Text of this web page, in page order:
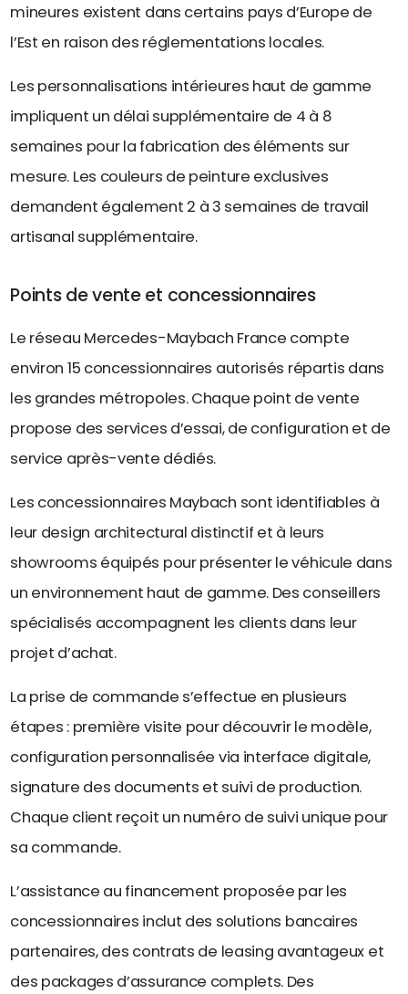
mineures existent dans certains pays d’Europe de
l’Est en raison des réglementations locales.
Les personnalisations intérieures haut de gamme
impliquent un délai supplémentaire de 4 à 8
semaines pour la fabrication des éléments sur
mesure. Les couleurs de peinture exclusives
demandent également 2 à 3 semaines de travail
artisanal supplémentaire.
Points de vente et concessionnaires
Le réseau Mercedes-Maybach France compte
environ 15 concessionnaires autorisés répartis dans
les grandes métropoles. Chaque point de vente
propose des services d’essai, de configuration et de
service après-vente dédiés.
Les concessionnaires Maybach sont identifiables à
leur design architectural distinctif et à leurs
showrooms équipés pour présenter le véhicule dans
un environnement haut de gamme. Des conseillers
spécialisés accompagnent les clients dans leur
projet d’achat.
La prise de commande s’effectue en plusieurs
étapes : première visite pour découvrir le modèle,
configuration personnalisée via interface digitale,
signature des documents et suivi de production.
Chaque client reçoit un numéro de suivi unique pour
sa commande.
L’assistance au financement proposée par les
concessionnaires inclut des solutions bancaires
partenaires, des contrats de leasing avantageux et
des packages d’assurance complets. Des